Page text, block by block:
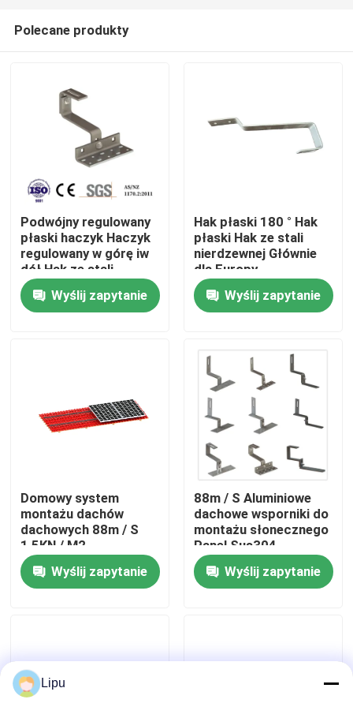
Dom
Produkty
Wycieczka po fabryce
Kontrola jakości
Systemy montażu fotowoltaicznego słonecznego
Polecane produkty
Podwójny regulowany
płaski haczyk Haczyk
regulowany w górę iw
dół Hak ze stali
nierdzewnej Głównie
na EuropęWyślij zapytanie
Hak płaski 180 ° Hak
płaski Hak ze stali
nierdzewnej Głównie
dla Europy
Wyślij zapytanie
Domowy system
montażu dachów
dachowych 88m / S
1,5KN / M2
Wyślij zapytanie
88m / S Aluminiowe
dachowe wsporniki do
montażu słonecznego
Panel Sus304
Wyślij zapytanie
Lipu